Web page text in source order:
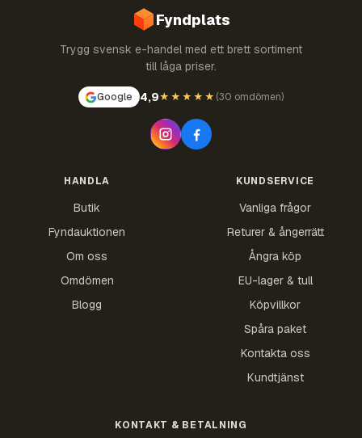
Fyndplats
Trygg svensk e-handel med ett brett sortiment
till låga priser.
Google 4,9★★★★★ (30 omdömen)
HANDLA
Butik
Fyndauktionen
Om oss
Omdömen
Blogg
KUNDSERVICE
Vanliga frågor
Returer & ångerrätt
Ångra köp
EU-lager & tull
Köpvillkor
Spåra paket
Kontakta oss
Kundtjänst
KONTAKT & BETALNING